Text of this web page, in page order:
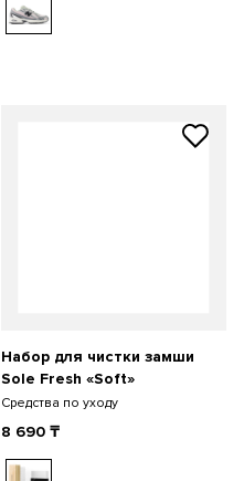
Набор для чистки замши
Sole Fresh «Soft»
Средства по уходу
8 690 ₸